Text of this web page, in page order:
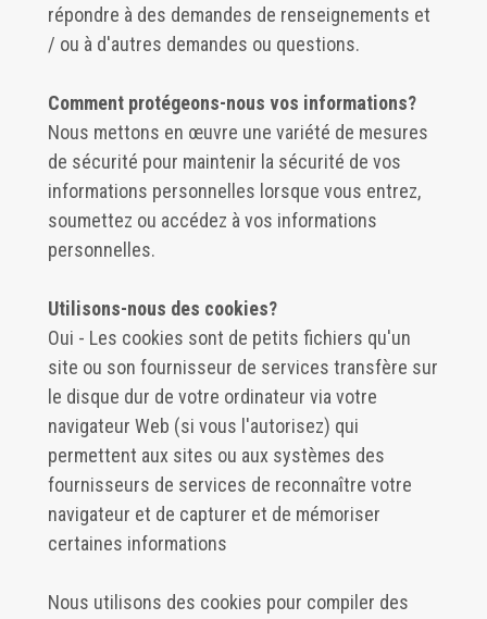
répondre à des demandes de renseignements et
/ ou à d'autres demandes ou questions.
Comment protégeons-nous vos informations?
Nous mettons en œuvre une variété de mesures
de sécurité pour maintenir la sécurité de vos
informations personnelles lorsque vous entrez,
soumettez ou accédez à vos informations
personnelles.
Utilisons-nous des cookies?
Oui - Les cookies sont de petits fichiers qu'un
site ou son fournisseur de services transfère sur
le disque dur de votre ordinateur via votre
navigateur Web (si vous l'autorisez) qui
permettent aux sites ou aux systèmes des
fournisseurs de services de reconnaître votre
navigateur et de capturer et de mémoriser
certaines informations
Nous utilisons des cookies pour compiler des